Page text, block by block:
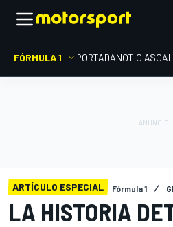
FÓRMULA 1 PORTADANOTICIAS
ARTÍCULO ESPECIAL Fórmula 1
LA HISTORIA